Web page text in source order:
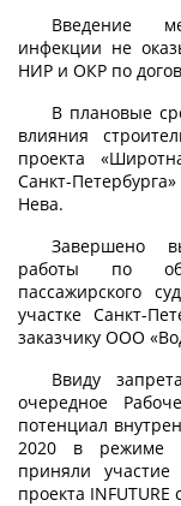
Введение
инфекции не
НИР и ОКР по
В плановые
влияния
проекта
Санкт-
Нева.
Завершено
работы по
пассажирского
участке Санкт-
заказчику ООО
Ввиду
очередное
потенциал
2020 в режиме
приняли
проекта